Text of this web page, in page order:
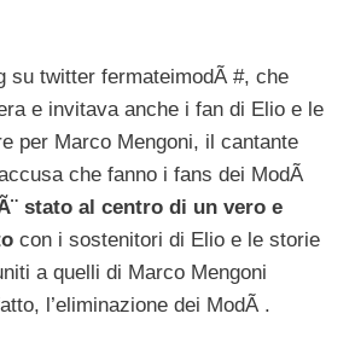
su twitter fermateimodÃ #, che
e invitava anche i fan di Elio e le
per Marco Mengoni, il cantante
che fanno i fans dei ModÃ
stato al centro di un vero e
con i sostenitori di Elio e le storie
a quelli di Marco Mengoni
l’eliminazione dei ModÃ .